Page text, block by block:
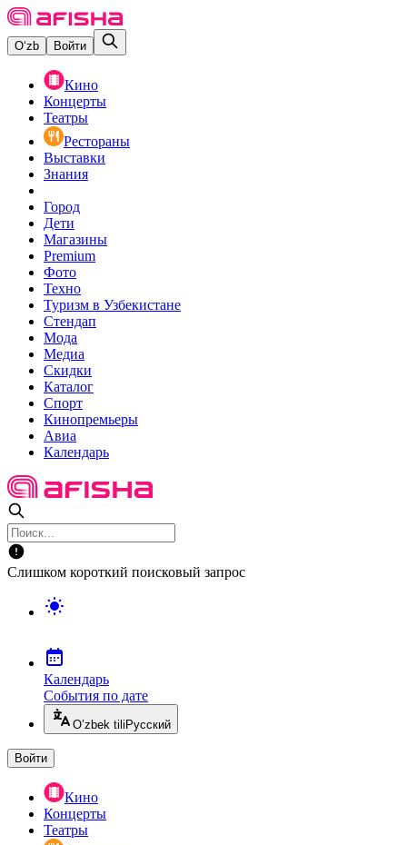
O‘zb Войти
Кино
Концерты
Театры
Рестораны
Выставки
Знания
Город
Дети
Магазины
Premium
Фото
Техно
Туризм в Узбекистане
Стендап
Мода
Медиа
Скидки
Каталог
Спорт
Кинопремьеры
Авиа
Календарь
Слишком короткий поисковый запрос
Календарь
События по дате
O’zbek tili Русский
Войти
Кино
Концерты
Театры